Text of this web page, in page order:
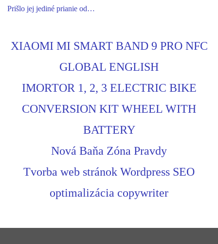
Prišlo jej jediné prianie od…
XIAOMI MI SMART BAND 9 PRO NFC
GLOBAL ENGLISH
IMORTOR 1, 2, 3 ELECTRIC BIKE
CONVERSION KIT WHEEL WITH
BATTERY
Nová Baňa Zóna Pravdy
Tvorba web stránok Wordpress SEO
optimalizácia copywriter